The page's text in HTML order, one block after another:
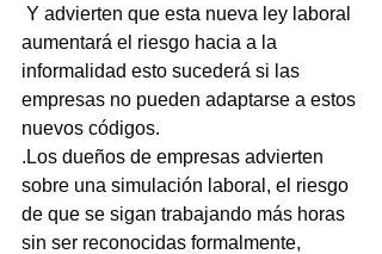
Y advierten que esta nueva ley laboral
aumentará el riesgo hacia a la
informalidad esto sucederá si las
empresas no pueden adaptarse a estos
nuevos códigos.
.Los dueños de empresas advierten
sobre una simulación laboral, el riesgo
de que se sigan trabajando más horas
sin ser reconocidas formalmente,